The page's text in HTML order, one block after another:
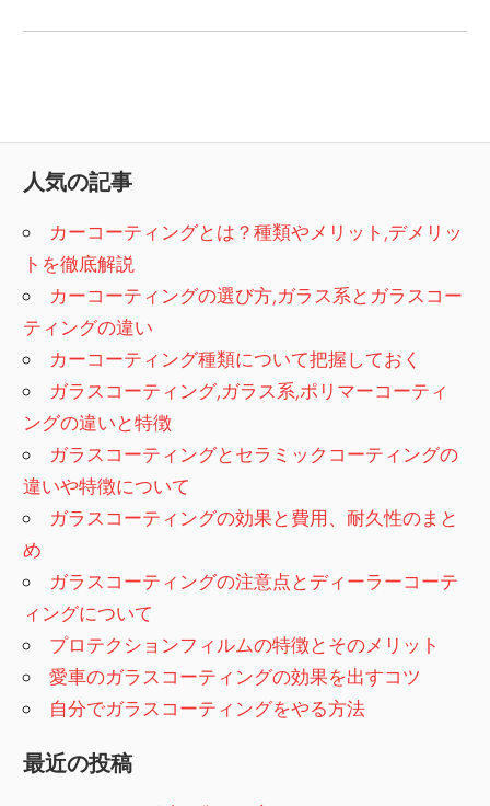
人気の記事
カーコーティングとは？種類やメリット,デメリッ
トを徹底解説
カーコーティングの選び方,ガラス系とガラスコー
ティングの違い
カーコーティング種類について把握しておく
ガラスコーティング,ガラス系,ポリマーコーティ
ングの違いと特徴
ガラスコーティングとセラミックコーティングの
違いや特徴について
ガラスコーティングの効果と費用、耐久性のまと
め
ガラスコーティングの注意点とディーラーコーテ
ィングについて
プロテクションフィルムの特徴とそのメリット
愛車のガラスコーティングの効果を出すコツ
自分でガラスコーティングをやる方法
最近の投稿